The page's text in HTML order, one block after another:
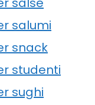
salumi
snack
studenti
sughi